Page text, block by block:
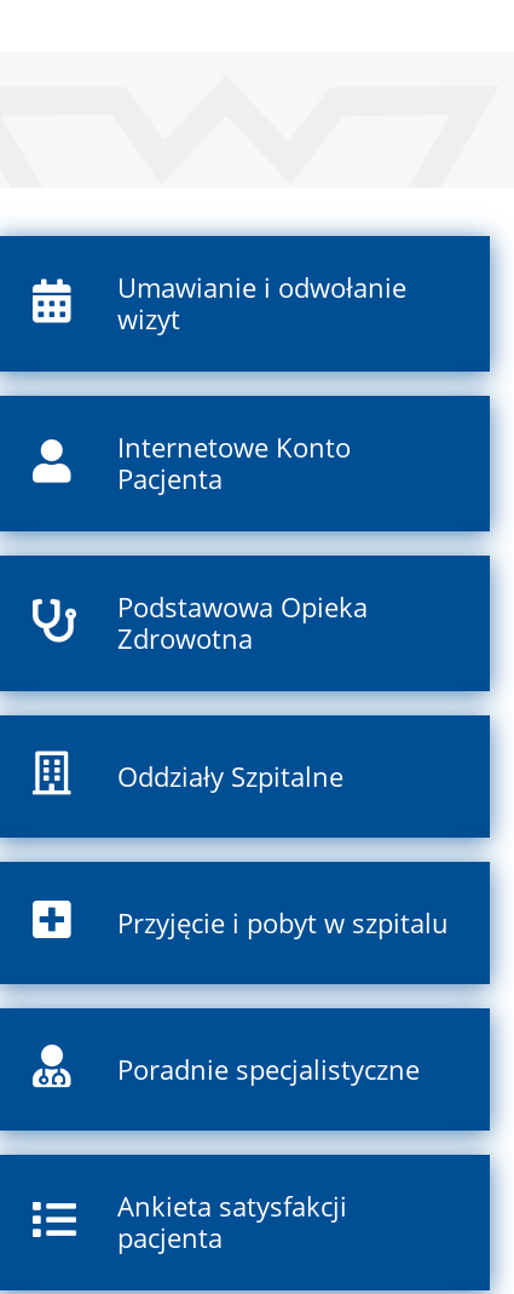
Umawianie i odwołanie
wizyt
Internetowe Konto
Pacjenta
Podstawowa Opieka
Zdrowotna
Oddziały Szpitalne
Przyjęcie i pobyt w szpitalu
Poradnie specjalistyczne
Ankieta satysfakcji
pacjenta